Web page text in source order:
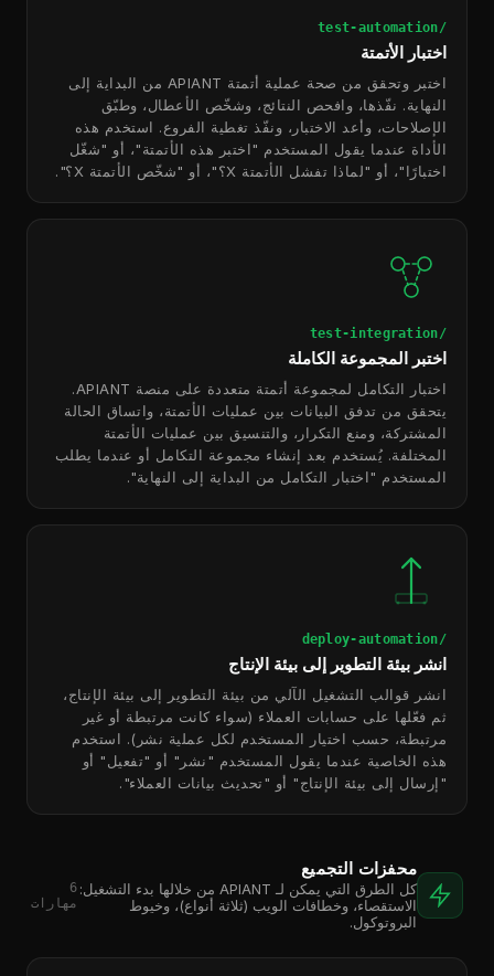
/test-automation
اختبار الأتمتة
اختبر وتحقق من صحة عملية أتمتة APIANT من البداية إلى
النهاية. نفّذها، وافحص النتائج، وشخّص الأعطال، وطبّق
الإصلاحات، وأعد الاختبار، ونفّذ تغطية الفروع. استخدم هذه
الأداة عندما يقول المستخدم "اختبر هذه الأتمتة"، أو "شغّل
اختبارًا"، أو "لماذا تفشل الأتمتة X؟"، أو "شخّص الأتمتة X؟".
/test-integration
اختبر المجموعة الكاملة
اختبار التكامل لمجموعة أتمتة متعددة على منصة APIANT.
يتحقق من تدفق البيانات بين عمليات الأتمتة، واتساق الحالة
المشتركة، ومنع التكرار، والتنسيق بين عمليات الأتمتة
المختلفة. يُستخدم بعد إنشاء مجموعة التكامل أو عندما يطلب
المستخدم "اختبار التكامل من البداية إلى النهاية".
/deploy-automation
انشر بيئة التطوير إلى بيئة الإنتاج
انشر قوالب التشغيل الآلي من بيئة التطوير إلى بيئة الإنتاج،
ثم فعّلها على حسابات العملاء (سواء كانت مرتبطة أو غير
مرتبطة، حسب اختيار المستخدم لكل عملية نشر). استخدم
هذه الخاصية عندما يقول المستخدم "نشر" أو "تفعيل" أو
"إرسال إلى بيئة الإنتاج" أو "تحديث بيانات العملاء".
محفزات التجميع
كل الطرق التي يمكن لـ APIANT من خلالها بدء التشغيل:
الاستقصاء، وخطافات الويب (ثلاثة أنواع)، وخيوط
البروتوكول.
6
مهارات